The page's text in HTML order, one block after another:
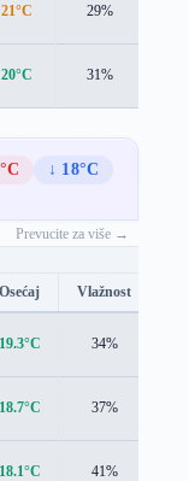
21°C 29%
20°C 31%
↓ 18°C
Prevucite za više →
Osećaj Vlažnost
19.3°C 34%
18.7°C 37%
18.1°C 41%